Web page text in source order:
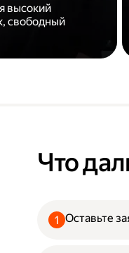
высокий
свободный
Что
Оставьте